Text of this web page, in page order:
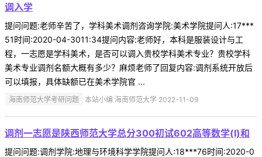
调入学
提问问题:老师辛苦了，学科美术调剂咨询学院:美术学院提问人:17***
51时间:2020-04-3011:34提问内容:老师好，本科是服装设计与工
程，一志愿是学科美术，是否可以调入贵校学科美术专业？贵校学科
美术专业调剂名额大概有多少？麻烦老师了回复内容:调剂系统开放后
可以填报，具体缺额已在美术学院官 ...
海南师范大学考研问题 本站小编 海南师范大学 2022-11-09
调剂一志愿是陕西师范大学总分300初试602高等数学(Ⅰ)和
提问问题:调剂学院:地理与环境科学学院提问人:18***76时间:2020-0